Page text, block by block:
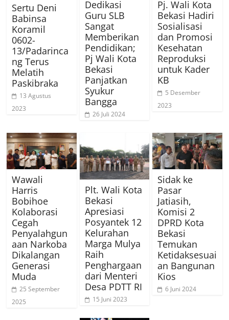
Sertu Deni
Babinsa
Koramil
0602-
13/Padarinca
ng Terus
Melatih
Paskibraka
13 Agustus
2023
Dedikasi
Guru SLB
Sangat
Memberikan
Pendidikan;
Pj Wali Kota
Bekasi
Panjatkan
Syukur
Bangga
26 Juli 2024
Pj. Wali Kota
Bekasi Hadiri
Sosialisasi
dan Promosi
Kesehatan
Reproduksi
untuk Kader
KB
5 Desember
2023
Wawali
Harris
Bobihoe
Kolaborasi
Cegah
Penyalahgun
aan Narkoba
Dikalangan
Generasi
Muda
25 September
2025
Plt. Wali Kota
Bekasi
Apresiasi
Posyantek 12
Kelurahan
Marga Mulya
Raih
Penghargaan
dari Menteri
Desa PDTT RI
15 Juni 2023
Sidak ke
Pasar
Jatiasih,
Komisi 2
DPRD Kota
Bekasi
Temukan
Ketidaksesuai
an Bangunan
Kios
6 Juni 2024